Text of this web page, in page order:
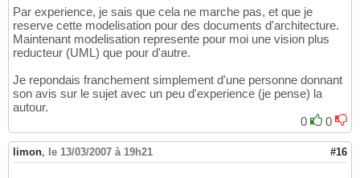
Par experience, je sais que cela ne marche pas, et que je
reserve cette modelisation pour des documents d'architecture.
Maintenant modelisation represente pour moi une vision plus
reducteur (UML) que pour d'autre.
Je repondais franchement simplement d'une personne donnant
son avis sur le sujet avec un peu d'experience (je pense) la
autour.
0
0
limon, le 13/03/2007 à 19h21 #16